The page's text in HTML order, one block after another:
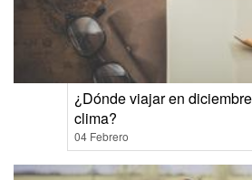
¿Dónde viajar en
clima?
04 Febrero